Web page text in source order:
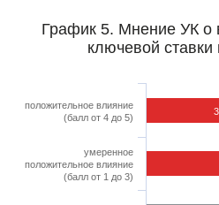
График 5. Мнение УК о
ключевой
положительное влияние
(балл от 4 до 5)
умеренное
положительное влияние
(балл от 1 до 3)